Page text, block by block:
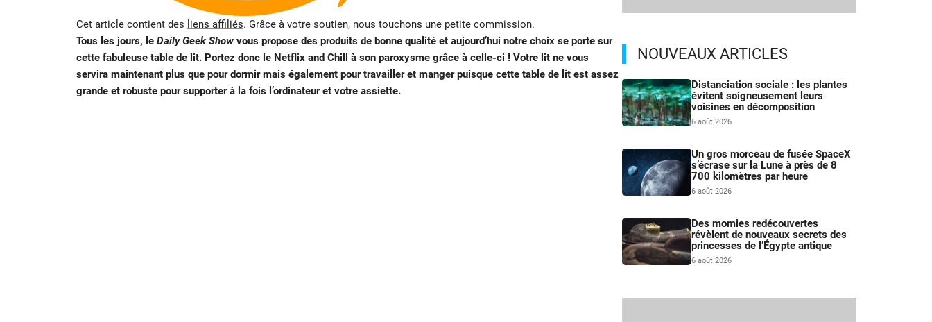
Cet article contient des liens affiliés. Grâce à votre soutien, nous touchons une petite commission.
Tous les jours, le Daily Geek Showvous propose des produits de bonne qualité et aujourd’hui notre choix se porte sur
cette fabuleuse table de lit. Portez donc le Netflix and Chill à son paroxysme grâce à celle-ci ! Votre lit ne vous
servira maintenant plus que pour dormir mais également pour travailler et manger puisque cette table de lit est assez
grande et robuste pour supporter à la fois l’ordinateur et votre assiette.
NOUVEAUX ARTICLES
Distanciation sociale : les plantes
évitent soigneusement leurs
voisines en décomposition
6 août 2026
Un gros morceau de fusée SpaceX
s’écrase sur la Lune à près de 8
700 kilomètres par heure
6 août 2026
Des momies redécouvertes
révèlent de nouveaux secrets des
princesses de l’Égypte antique
6 août 2026